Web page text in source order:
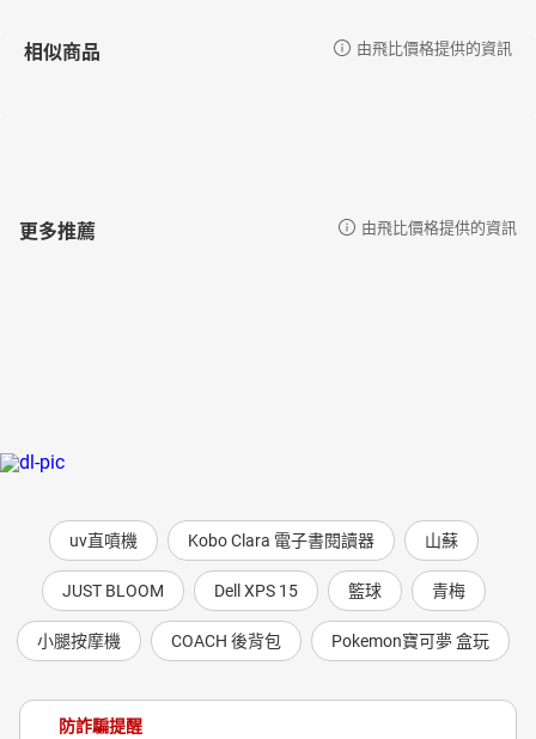
相似商品 由飛比價格提供的資訊
更多推薦 由飛比價格提供的資訊
uv直噴機 Kobo Clara 電子書閱讀器 山蘇
JUST BLOOM Dell XPS 15 籃球 青梅
小腿按摩機 COACH 後背包 Pokemon寶可夢 盒玩
防詐騙提醒